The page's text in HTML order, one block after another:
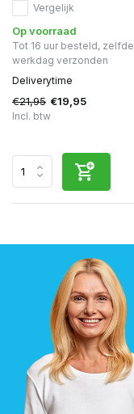
Vergelijk
Op voorraad
Tot 16 uur besteld, zelfde
werkdag verzonden
Deliverytime
€21,95 €19,95
Incl. btw